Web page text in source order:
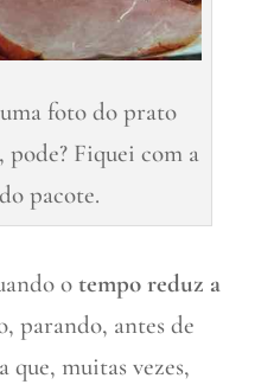
foto do prato
Fiquei com a
pacote.
o tempo reduz a
parando, antes de
muitas vezes,